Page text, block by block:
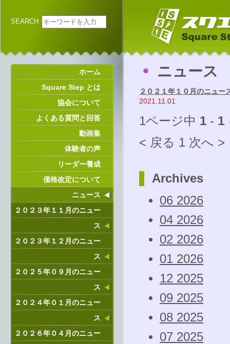
SEARCH
ホーム
Square Step とは
協会について
よくある質問と回答
動画集
体験者の声
リーダー養成
価格改定について
ニュース
２０２３年１１月のニュー
ス
２０２３年１２月のニュー
ス
２０２５年０９月のニュー
ス
２０２４年０１月のニュー
ス
２０２６年０４月のニュー
ニュース
２０２１年１０月のニュー
2021.11.01
1ページ中 1 - 1
< 戻る 1 次へ >
Archives
06 2026
04 2026
02 2026
01 2026
12 2025
09 2025
08 2025
07 2025